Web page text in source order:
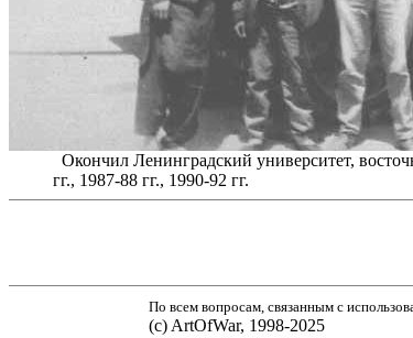
Окончил Ленинградский университет,
гг., 1987-88 гг., 1990-92 гг.
По всем вопросам, связанным с
(с) ArtOfWar, 1998-2025